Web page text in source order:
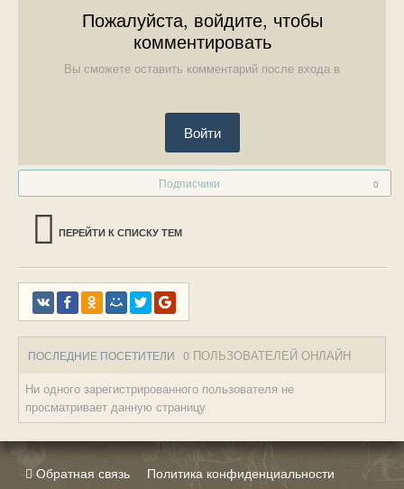
Пожалуйста, войдите, чтобы
комментировать
Вы сможете оставить комментарий после входа в
Войти
Подписчики 0
ПЕРЕЙТИ К СПИСКУ ТЕМ
ПОСЛЕДНИЕ ПОСЕТИТЕЛИ 0 ПОЛЬЗОВАТЕЛЕЙ ОНЛАЙН
Ни одного зарегистрированного пользователя не
просматривает данную страницу
Обратная связь Политика конфиденциальности